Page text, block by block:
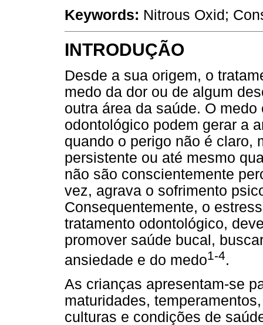
Keywords: Nitrous Oxid;
INTRODUÇÃO
Desde a sua origem, o
medo da dor ou de algum
outra área da saúde. O
odontológico podem gerar a
quando o perigo não é claro,
persistente ou até mesmo
não são conscientemente
vez, agrava o sofrimento
Consequentemente, o
tratamento odontológico,
promover saúde bucal,
ansiedade e do medo1-4.
As crianças apresentam-se
maturidades,
culturas e condições de